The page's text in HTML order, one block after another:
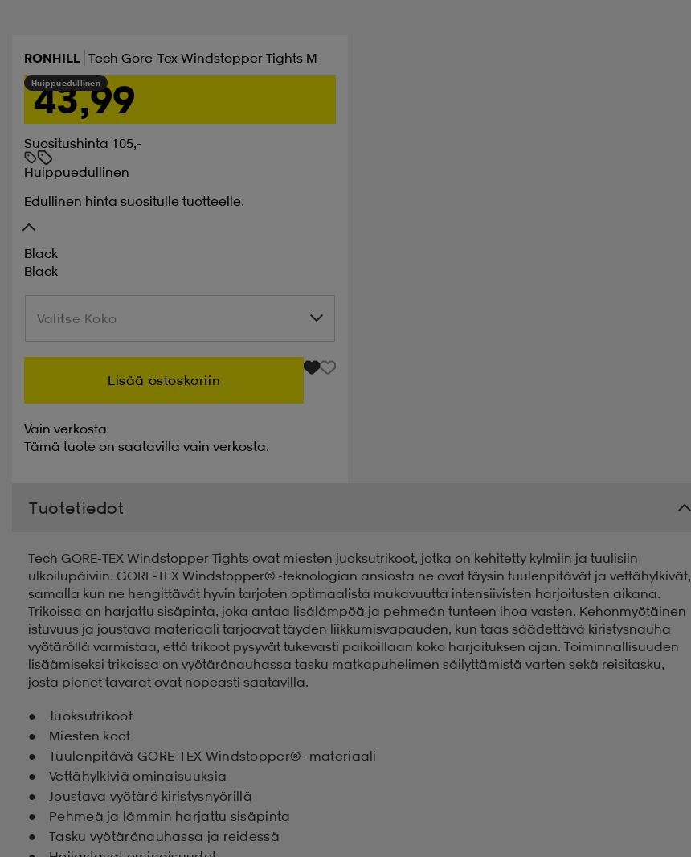
RONHILL Tech Gore-Tex Windstopper Tights M
Huippuedullinen
43,99
Suositushinta 105,-
Huippuedullinen
Edullinen hinta suositulle tuotteelle.
Black
Black
Valitse Koko
Valitse Koko
Lisää ostoskoriin
Vain verkosta
Tämä tuote on saatavilla vain verkosta.
Tuotetiedot
Tech GORE-TEX Windstopper Tights ovat miesten juoksutrikoot, jotka on kehitetty kylmiin ja tuulisiin
ulkoilupäiviin. GORE-TEX Windstopper® -teknologian ansiosta ne ovat täysin tuulenpitävät ja vettähylkivät,
samalla kun ne hengittävät hyvin tarjoten optimaalista mukavuutta intensiivisten harjoitusten aikana.
Trikoissa on harjattu sisäpinta, joka antaa lisälämpöä ja pehmeän tunteen ihoa vasten. Kehonmyötäinen
istuvuus ja joustava materiaali tarjoavat täyden liikkumisvapauden, kun taas säädettävä kiristysnauha
vyötäröllä varmistaa, että trikoot pysyvät tukevasti paikoillaan koko harjoituksen ajan. Toiminnallisuuden
lisäämiseksi trikoissa on vyötärönauhassa tasku matkapuhelimen säilyttämistä varten sekä reisitasku,
josta pienet tavarat ovat nopeasti saatavilla.
Juoksutrikoot
Miesten koot
Tuulenpitävä GORE-TEX Windstopper® -materiaali
Vettähylkiviä ominaisuuksia
Joustava vyötärö kiristysnyörillä
Pehmeä ja lämmin harjattu sisäpinta
Tasku vyötärönauhassa ja reidessä